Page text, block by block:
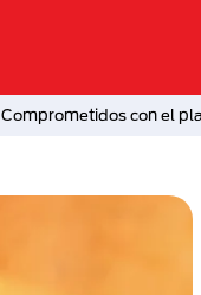
Comprometidos con el